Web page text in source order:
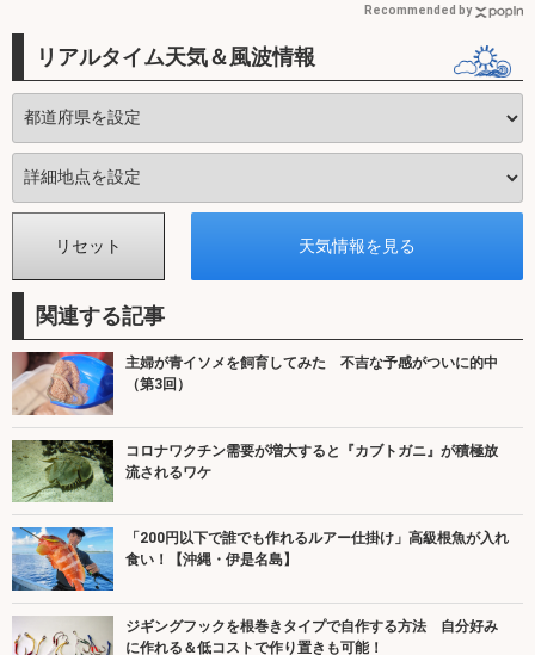
Recommended by
リアルタイム天気＆風波情報
関連する記事
主婦が青イソメを飼育してみた 不吉な予感がついに的中
（第3回）
コロナワクチン需要が増大すると『カブトガニ』が積極放
流されるワケ
「200円以下で誰でも作れるルアー仕掛け」高級根魚が入れ
食い！【沖縄・伊是名島】
ジギングフックを根巻きタイプで自作する方法 自分好み
に作れる＆低コストで作り置きも可能！